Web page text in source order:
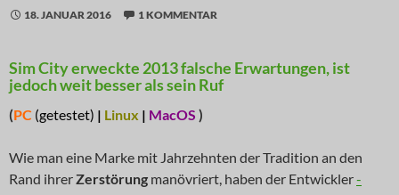
18. JANUAR 2016 1 KOMMENTAR
Sim City erweckte 2013 falsche Erwartungen, ist
jedoch weit besser als sein Ruf
(PC (getestet) | Linux | MacOS )
Wie man eine Marke mit Jahrzehnten der Tradition an den
Rand ihrerZerstörung manövriert, haben der Entwickler-